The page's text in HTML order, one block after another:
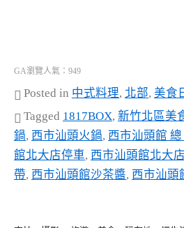
GA瀏覽人氣：949
Posted in 中式料理, 北部, 美食
Tagged 1817BOX, 新竹北區美
鍋, 西市汕頭火鍋, 西市汕頭館 總
館北大店停車, 西市汕頭館北大
帶, 西市汕頭館沙茶醬, 西市汕頭